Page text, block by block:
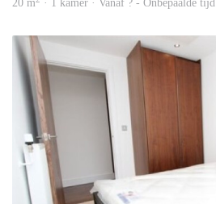
20 m · 1 kamer · Vanaf ? - Onbepaalde tijd